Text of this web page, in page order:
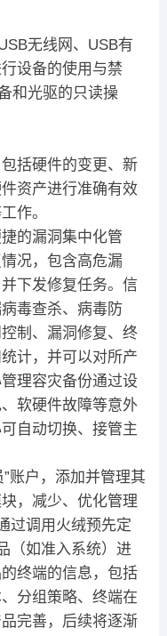
无线网、USB有
设备的使用与禁
和光驱的只读操
括硬件的变更、新
资产进行准确有效
作。
的漏洞集中化管
况，包含高危漏
下发修复任务。信
毒查杀、病毒防
制、漏洞修复、终
计，并可以对所产
理容灾备份通过设
软硬件故障等意外
自动切换、接管主
账户，添加并管理其
，减少、优化管理
过调用火绒预先定
（如准入系统）进
终端的信息，包括
分组策略、终端在
完善，后续将逐渐